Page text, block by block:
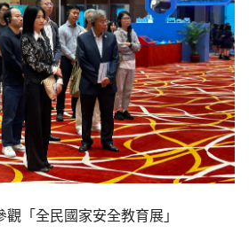
觀「全民國家安全教育展」